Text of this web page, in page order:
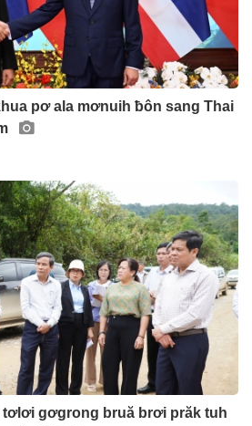
pơ ala mơnuih ƀôn sang Thai
tơlơi gơgrong bruă brơi prăk tuh